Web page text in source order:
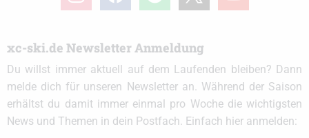
xc-ski.de Newsletter Anmeldung
Du willst immer aktuell auf dem Laufenden bleiben? Dann
melde dich für unseren Newsletter an. Während der Saison
erhältst du damit immer einmal pro Woche die wichtigsten
News und Themen in dein Postfach. Einfach hier anmelden: